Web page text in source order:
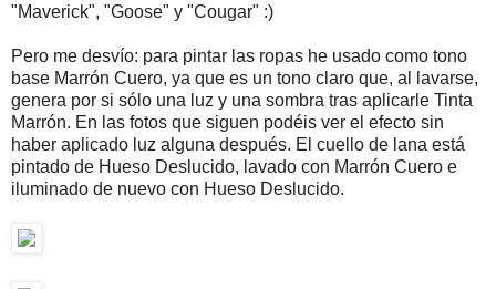
"Maverick", "Goose" y "Cougar" :)
Pero me desvío: para pintar las ropas he usado como tono
base Marrón Cuero, ya que es un tono claro que, al lavarse,
genera por si sólo una luz y una sombra tras aplicarle Tinta
Marrón. En las fotos que siguen podéis ver el efecto sin
haber aplicado luz alguna después. El cuello de lana está
pintado de Hueso Deslucido, lavado con Marrón Cuero e
iluminado de nuevo con Hueso Deslucido.